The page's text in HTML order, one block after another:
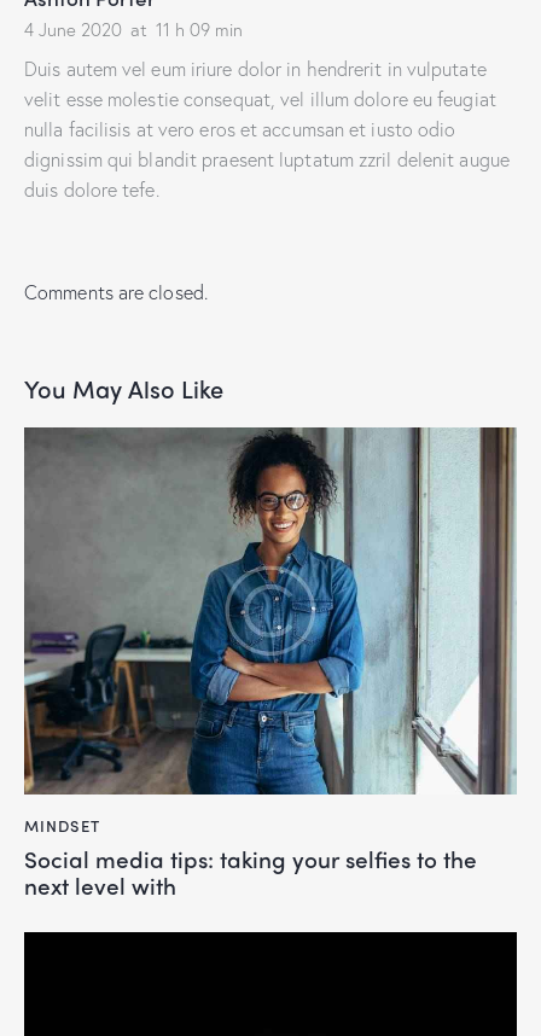
4 June 2020 at 11 h 09 min
Duis autem vel eum iriure dolor in hendrerit in vulputate
velit esse molestie consequat, vel illum dolore eu feugiat
nulla facilisis at vero eros et accumsan et iusto odio
dignissim qui blandit praesent luptatum zzril delenit augue
duis dolore tefe.
Comments are closed.
You May Also Like
MINDSET
Social media tips: taking your selfies to the
next level with